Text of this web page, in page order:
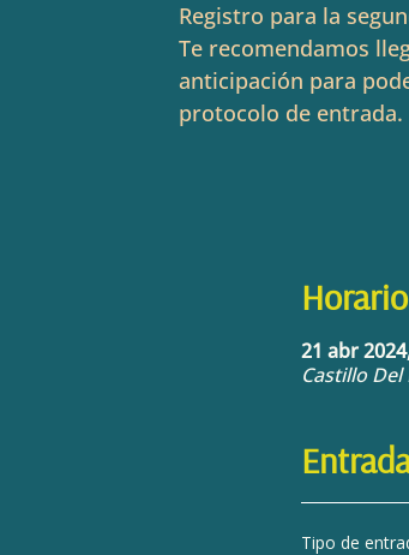
Registro para la
Te recomendamos
anticipación para
protocolo de entrada.
21 abr
Castillo Del
Tipo de